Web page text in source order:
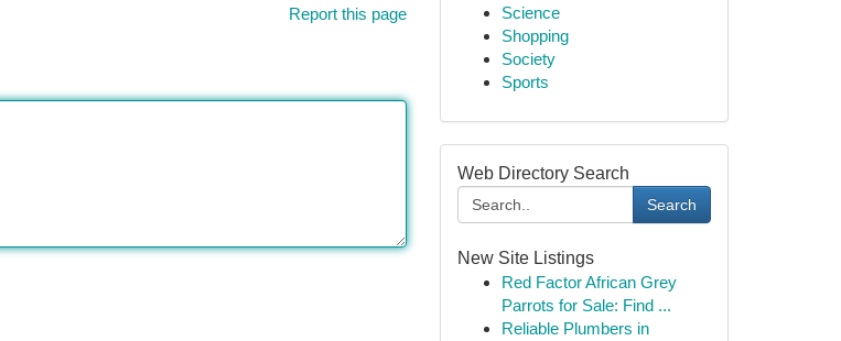
Report this page
Science
Shopping
Society
Sports
Web Directory Search
Search
New Site Listings
Red Factor African Grey
Parrots for Sale: Find ...
Reliable Plumbers in